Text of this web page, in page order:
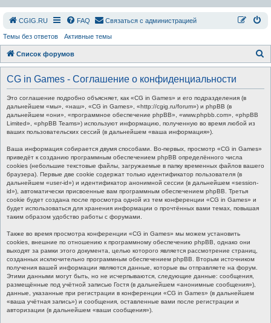
СGIG.RU FAQ Связаться с администрацией
Темы без ответов Активные темы
Список форумов
о
CG in Games - Соглашение о конфиденциальности
Это соглашение подробно объясняет, как «CG in Games» и его подразделения (в
дальнейшем «мы», «наш», «CG in Games», «http://cgig.ru/forum») и phpBB (в
дальнейшем «они», «программное обеспечение phpBB», «www.phpbb.com», «phpBB
Limited», «phpBB Teams») используют информацию, полученную во время любой из
ваших пользовательских сессий (в дальнейшем «ваша информация»).
Ваша информация собирается двумя способами. Во-первых, просмотр «CG in Games»
приведёт к созданию программным обеспечением phpBB определённого числа
cookies (небольшие текстовые файлы, загружаемые в папку временных файлов вашего
браузера). Первые две cookie содержат только идентификатор пользователя (в
дальнейшем «user-id») и идентификатор анонимной сессии (в дальнейшем «session-
id»), автоматически присвоенные вам программным обеспечением phpBB. Третья
cookie будет создана после просмотра одной из тем конференции «CG in Games» и
будет использоваться для хранения информации о прочтённых вами темах, повышая
таким образом удобство работы с форумами.
Также во время просмотра конференции «CG in Games» мы можем установить
cookies, внешние по отношению к программному обеспечению phpBB, однако они
выходят за рамки этого документа, целью которого является рассмотрение страниц,
созданных исключительно программным обеспечением phpBB. Вторым источником
получения вашей информации являются данные, которые вы отправляете на форум.
Этими данными могут быть, но не исчерпываются, следующие данные: сообщения,
размещённые под учётной записью Гостя (в дальнейшем «анонимные сообщения»),
данные, указанные при регистрации в конференции «CG in Games» (в дальнейшем
«ваша учётная запись») и сообщения, оставленные вами после регистрации и
авторизации (в дальнейшем «ваши сообщения»).